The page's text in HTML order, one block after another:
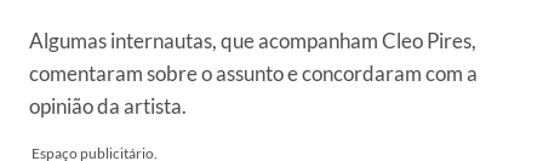
Algumas internautas, que acompanham Cleo Pires,
comentaram sobre o assunto e concordaram com a
opinião da artista.